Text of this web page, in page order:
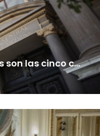
son las cinco c…